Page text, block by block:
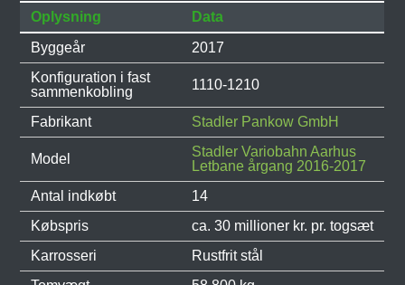
Oplysning
Data
Byggeår
2017
Konfiguration i fast
sammenkobling
1110-1210
Fabrikant Stadler Pankow GmbH
Model
Stadler Variobahn Aarhus
Letbane årgang 2016-2017
Antal indkøbt
14
Købspris
ca. 30 millioner kr. pr. togsæt
Karrosseri
Rustfrit stål